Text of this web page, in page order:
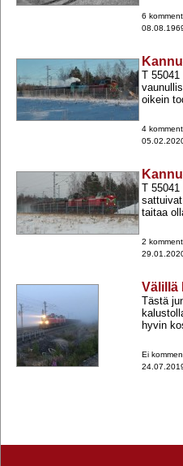
6
T
oikein
4
T
taitaa
2
Välillä
Tästä
hyvin
Ei